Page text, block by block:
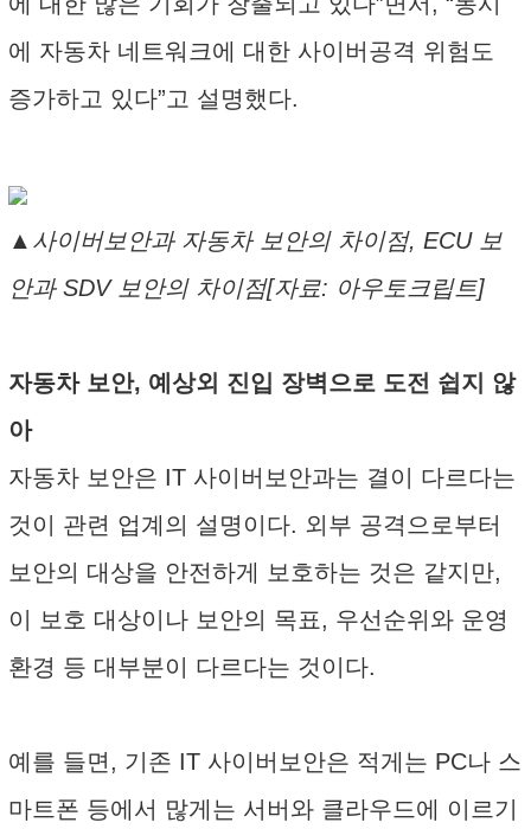
에 자동차 네트워크에 대한 사이버공격 위험도
증가하고 있다”고 설명했다.
▲사이버보안과 자동차 보안의 차이점, ECU 보
안과 SDV 보안의 차이점[자료: 아우토크립트]
자동차 보안, 예상외 진입 장벽으로 도전 쉽지 않
아
자동차 보안은 IT 사이버보안과는 결이 다르다는
것이 관련 업계의 설명이다. 외부 공격으로부터
보안의 대상을 안전하게 보호하는 것은 같지만,
이 보호 대상이나 보안의 목표, 우선순위와 운영
환경 등 대부분이 다르다는 것이다.
예를 들면, 기존 IT 사이버보안은 적게는 PC나 스
마트폰 등에서 많게는 서버와 클라우드에 이르기